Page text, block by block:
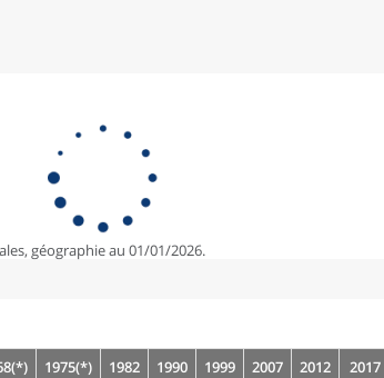
géographie au 01/01/2026.
1975(*) 1982 1990 1999 2007 2012 2017